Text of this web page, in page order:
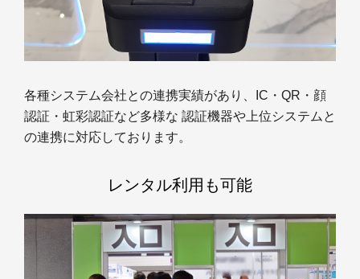
各種システム会社との連携実績があり、IC・QR・顔
認証・虹彩認証など多様な 認証機器や上位システムと
の連携に対応しております。
レンタル利用も可能